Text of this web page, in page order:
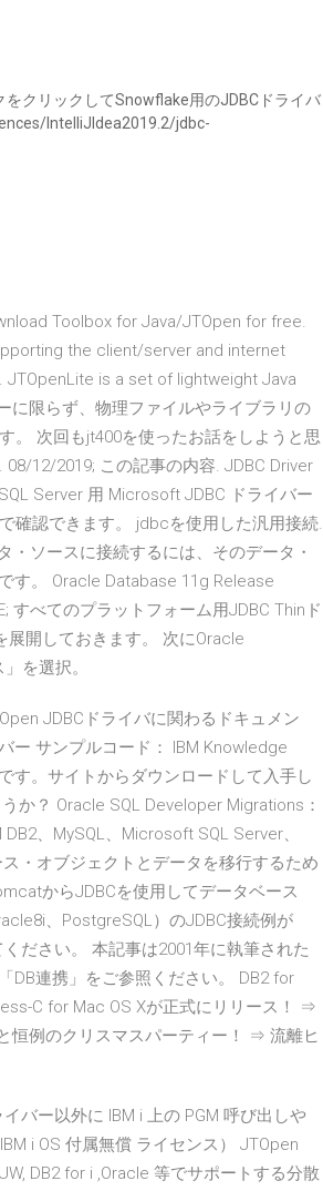
クリックしてSnowflake用のJDBCドライバ
IntelliJIdea2019.2/jdbc-
Toolbox for Java/JTOpen for free.
the client/server and internet
JTOpenLite is a set of lightweight Java
限らず、物理ファイルやライブラリの
。 次回もjt400を使ったお話をしようと思
12/2019; この記事の内容. JDBC Driver
Server 用 Microsoft JDBC ドライバー
確認できます。 jdbcを使用した汎用接続.
ソースに接続するには、そのデータ・
す。 Oracle Database 11g Release
すべてのプラットフォーム用JDBC Thinド
開しておきます。 次にOracle
を選択。
JDBCドライバに関わるドキュメン
ー サンプルコード： IBM Knowledge
す。サイトからダウンロードして入手し
か？ Oracle SQL Developer Migrations：
、MySQL、Microsoft SQL Server、
・オブジェクトとデータを移行するため
からJDBCを使用してデータベース
、PostgreSQL）のJDBC接続例が
ださい。 本記事は2001年に執筆された
DB連携」をご参照ください。 DB2 for
C for Mac OS Xが正式にリリース！ ⇒
恒例のクリスマスパーティー！ ⇒ 流離ヒ
バー以外に IBM i 上の PGM 呼び出しや
i OS 付属無償 ライセンス） JTOpen
DB2 for i ,Oracle 等でサポートする分散